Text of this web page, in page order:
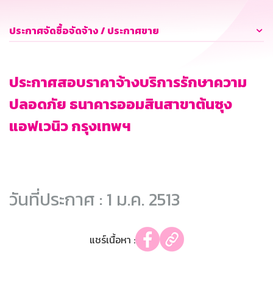
ประกาศจัดซื้อจัดจ้าง / ประกาศขาย
ประกาศสอบราคาจ้างบริการรักษาความ
ปลอดภัย ธนาคารออมสินสาขาต้นซุง
แอฟเวนิว กรุงเทพฯ
วันที่ประกาศ : 1 ม.ค. 2513
แชร์เนื้อหา :